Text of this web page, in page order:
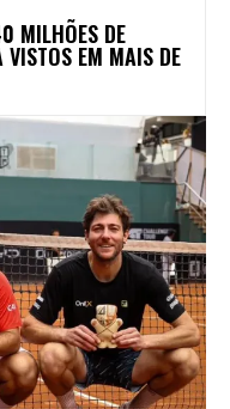
MILHÕES DE
EM MAIS DE